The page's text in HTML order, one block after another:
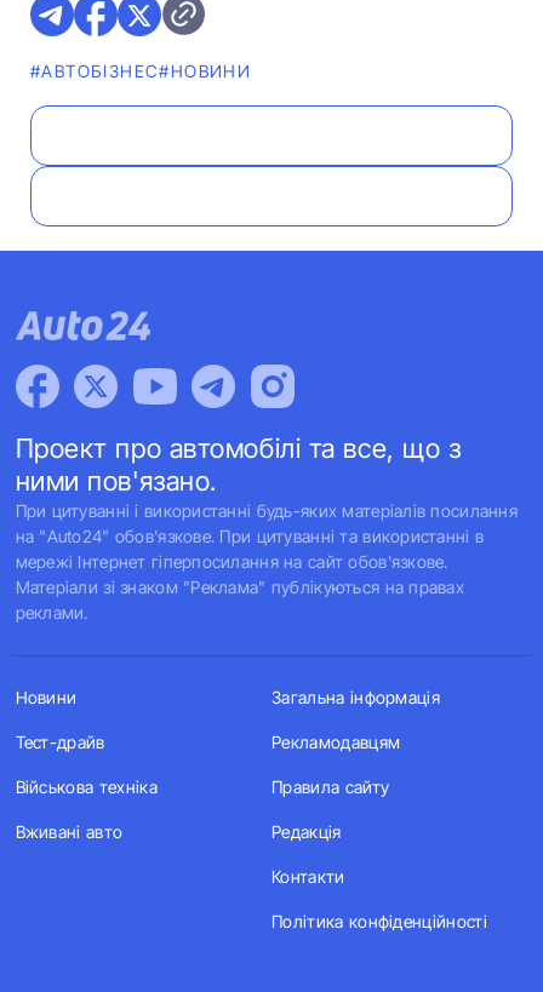
#АВТОБІЗНЕС#НОВИНИ
Проект про автомобілі та все, що з
ними пов'язано.
При цитуванні і використанні будь-яких матеріалів посилання
на "Auto24" обов'язкове. При цитуванні та використанні в
мережі Інтернет гіперпосилання на сайт обов'язкове.
Матеріали зі знаком "Реклама" публікуються на правах
реклами.
Новини
Тест-драйв
Військова техніка
Вживані авто
Загальна інформація
Рекламодавцям
Правила сайту
Редакція
Контакти
Політика конфіденційності